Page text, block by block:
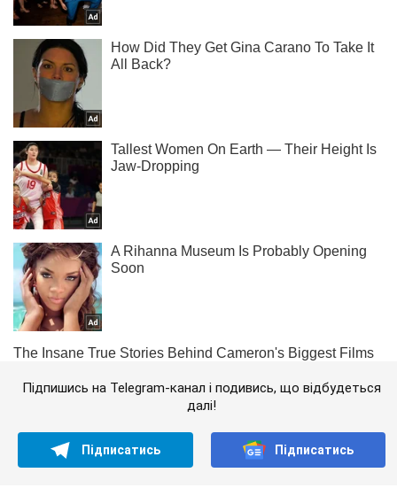
Підпишись на Telegram-канал і подивись, що відбудеться
далі!
Підписатись Підписатись